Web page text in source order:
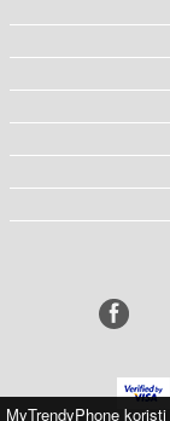
MyTrendyPhone koristi